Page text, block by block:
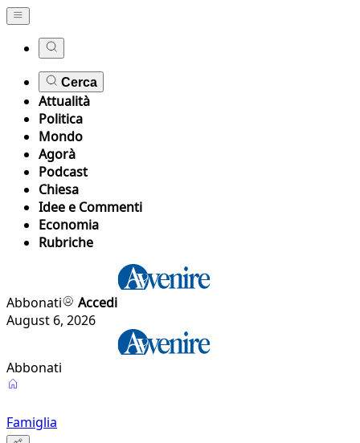
Cerca
Attualità
Politica
Mondo
Agorà
Podcast
Chiesa
Idee e Commenti
Economia
Rubriche
Abbonati
Accedi
August 6, 2026
Abbonati
Famiglia